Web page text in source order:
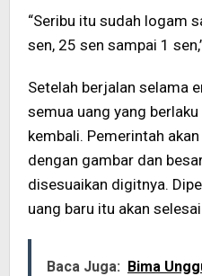
“Seribu itu sudah logam
sen, 25 sen sampai 1
Setelah berjalan selama
semua uang yang
kembali. Pemerintah
dengan gambar dan
disesuaikan digitnya.
uang baru itu akan
Baca Juga: Bima